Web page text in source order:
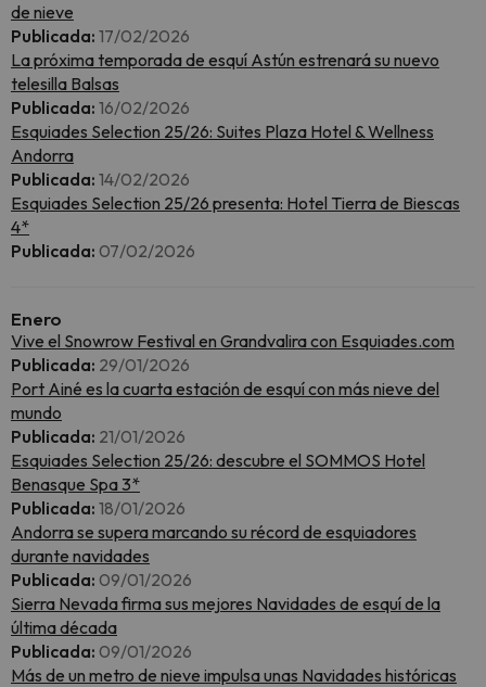
de nieve
Publicada: 17/02/2026
La próxima temporada de esquí Astún estrenará su nuevo
telesilla Balsas
Publicada: 16/02/2026
Esquiades Selection 25/26: Suites Plaza Hotel & Wellness
Andorra
Publicada: 14/02/2026
Esquiades Selection 25/26 presenta: Hotel Tierra de Biescas
4*
Publicada: 07/02/2026
Enero
Vive el Snowrow Festival en Grandvalira con Esquiades.com
Publicada: 29/01/2026
Port Ainé es la cuarta estación de esquí con más nieve del
mundo
Publicada: 21/01/2026
Esquiades Selection 25/26: descubre el SOMMOS Hotel
Benasque Spa 3*
Publicada: 18/01/2026
Andorra se supera marcando su récord de esquiadores
durante navidades
Publicada: 09/01/2026
Sierra Nevada firma sus mejores Navidades de esquí de la
última década
Publicada: 09/01/2026
Más de un metro de nieve impulsa unas Navidades históricas